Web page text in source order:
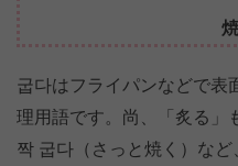
굽다はフライパンなどで表
理用語です。尚、「炙る」
짝 굽다（さっと焼く）など